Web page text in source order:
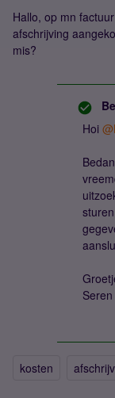
Hallo, op mn
afschrijving
mis?
Hoi
Seren
kosten